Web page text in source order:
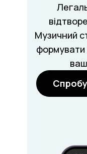
Музичний
формувати